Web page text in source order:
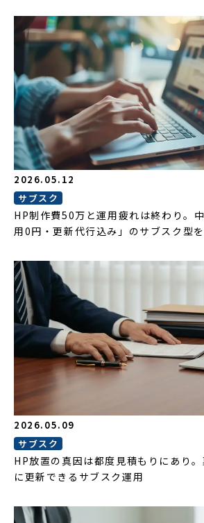
2026.05.12
サブスク
HP制作費50万と運用疲れは終わり。
用0円・更新代行込み」のサブスク型
2026.05.09
サブスク
HP放置の真因は都度見積もりにあり
に更新できるサブスク運用